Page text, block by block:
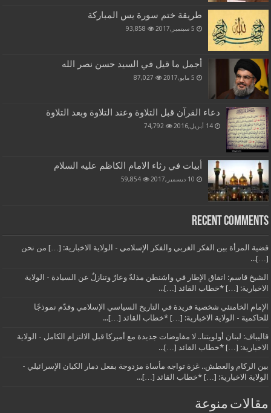
طريقة ختم سورة يس المباركة
5 سبتمبر,2017 93,858
أجمل ما قيل في السيد حسن نصر الله
5 مايو,2017 87,027
دعاء القرآن قبل التلاوة وعند التلاوة وبعد التلاوة
14 أبريل,2016 74,792
أبيات في رثاء الامام الكاظم عليه السلام
10 ديسمبر,2017 59,854
Recent Comments
قضية المرأة بين الفكر الغربي والفكر الإسلامي - الولاية الاخبارية: […] من نحن
[…]...
الشيخ قاسم: اتفاق الإطار في واشنطن مذلةٌ وعارٌ وتنازلٌ عن السيادة - الولاية
الاخبارية: […] *خطاب القائد […]...
الإمام الخامنئي شخصية فريدة في التاريخ السياسي الإسلامي وقدّم نموذجًا
للحاكمية - الولاية الاخبارية: […] *خطاب القائد […]...
قاليباف: لبنان أولويتنا.. لا مفاوضات جديدة مع أميركا قبل الالتزام الكامل - الولاية
الاخبارية: […] *خطاب القائد […]...
بين الركام والعطش.. غزة تواجه مأساة مزدوجة بفعل دمار الكيان الإسرائيلي -
الولاية الاخبارية: […] *خطاب القائد […]...
مقالات منوعة